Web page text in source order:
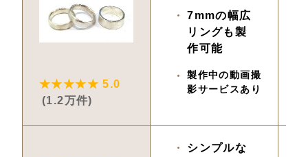
★★★★★ 5.0
(1.2万件)
7mmの幅広
リングも製
作可能
製作中の動画撮
影サービスあり
シンプルな